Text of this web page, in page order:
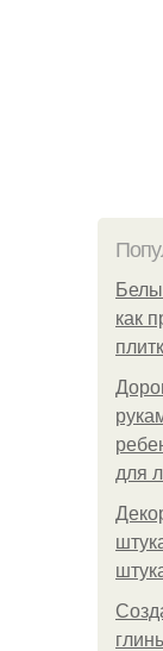
как
для